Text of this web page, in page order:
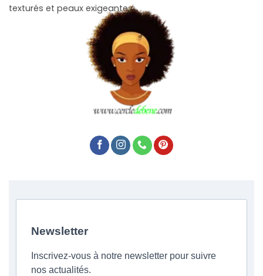
texturés et peaux exigeantes.
Newsletter
Inscrivez-vous à notre newsletter pour suivre
nos actualités.